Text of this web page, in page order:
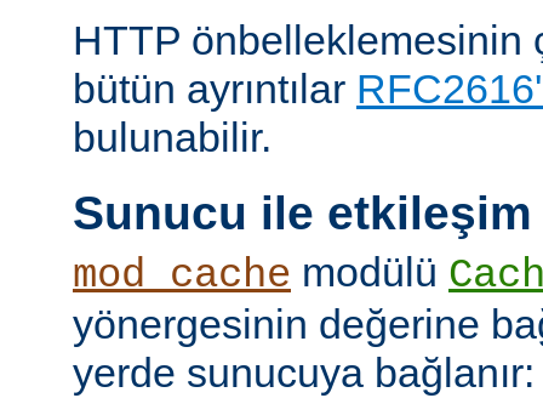
HTTP önbelleklemesinin
bütün ayrıntılar
bulunabilir.
Sunucu ile etkileşim
mod_cache modülü
yönergesinin değerine
yerde sunucuya bağlanır: